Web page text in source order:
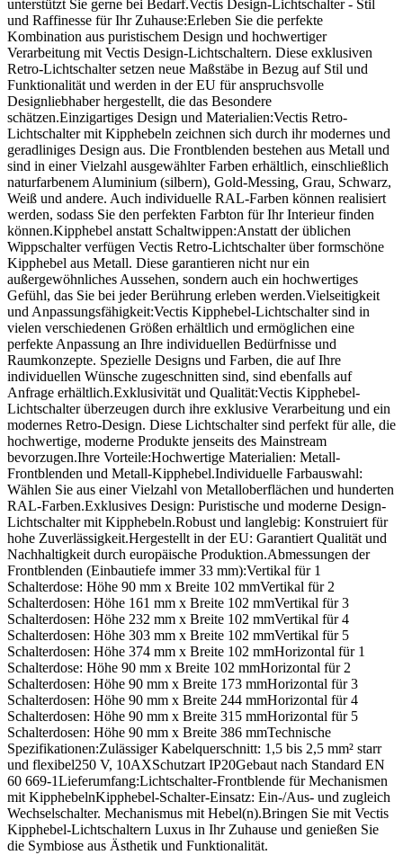
unterstützt Sie gerne bei Bedarf.Vectis Design-Lichtschalter - Stil
und Raffinesse für Ihr Zuhause:Erleben Sie die perfekte
Kombination aus puristischem Design und hochwertiger
Verarbeitung mit Vectis Design-Lichtschaltern. Diese exklusiven
Retro-Lichtschalter setzen neue Maßstäbe in Bezug auf Stil und
Funktionalität und werden in der EU für anspruchsvolle
Designliebhaber hergestellt, die das Besondere
schätzen.Einzigartiges Design und Materialien:Vectis Retro-
Lichtschalter mit Kipphebeln zeichnen sich durch ihr modernes und
geradliniges Design aus. Die Frontblenden bestehen aus Metall und
sind in einer Vielzahl ausgewählter Farben erhältlich, einschließlich
naturfarbenem Aluminium (silbern), Gold-Messing, Grau, Schwarz,
Weiß und andere. Auch individuelle RAL-Farben können realisiert
werden, sodass Sie den perfekten Farbton für Ihr Interieur finden
können.Kipphebel anstatt Schaltwippen:Anstatt der üblichen
Wippschalter verfügen Vectis Retro-Lichtschalter über formschöne
Kipphebel aus Metall. Diese garantieren nicht nur ein
außergewöhnliches Aussehen, sondern auch ein hochwertiges
Gefühl, das Sie bei jeder Berührung erleben werden.Vielseitigkeit
und Anpassungsfähigkeit:Vectis Kipphebel-Lichtschalter sind in
vielen verschiedenen Größen erhältlich und ermöglichen eine
perfekte Anpassung an Ihre individuellen Bedürfnisse und
Raumkonzepte. Spezielle Designs und Farben, die auf Ihre
individuellen Wünsche zugeschnitten sind, sind ebenfalls auf
Anfrage erhältlich.Exklusivität und Qualität:Vectis Kipphebel-
Lichtschalter überzeugen durch ihre exklusive Verarbeitung und ein
modernes Retro-Design. Diese Lichtschalter sind perfekt für alle, die
hochwertige, moderne Produkte jenseits des Mainstream
bevorzugen.Ihre Vorteile:Hochwertige Materialien: Metall-
Frontblenden und Metall-Kipphebel.Individuelle Farbauswahl:
Wählen Sie aus einer Vielzahl von Metalloberflächen und hunderten
RAL-Farben.Exklusives Design: Puristische und moderne Design-
Lichtschalter mit Kipphebeln.Robust und langlebig: Konstruiert für
hohe Zuverlässigkeit.Hergestellt in der EU: Garantiert Qualität und
Nachhaltigkeit durch europäische Produktion.Abmessungen der
Frontblenden (Einbautiefe immer 33 mm):Vertikal für 1
Schalterdose: Höhe 90 mm x Breite 102 mmVertikal für 2
Schalterdosen: Höhe 161 mm x Breite 102 mmVertikal für 3
Schalterdosen: Höhe 232 mm x Breite 102 mmVertikal für 4
Schalterdosen: Höhe 303 mm x Breite 102 mmVertikal für 5
Schalterdosen: Höhe 374 mm x Breite 102 mmHorizontal für 1
Schalterdose: Höhe 90 mm x Breite 102 mmHorizontal für 2
Schalterdosen: Höhe 90 mm x Breite 173 mmHorizontal für 3
Schalterdosen: Höhe 90 mm x Breite 244 mmHorizontal für 4
Schalterdosen: Höhe 90 mm x Breite 315 mmHorizontal für 5
Schalterdosen: Höhe 90 mm x Breite 386 mmTechnische
Spezifikationen:Zulässiger Kabelquerschnitt: 1,5 bis 2,5 mm² starr
und flexibel250 V, 10AXSchutzart IP20Gebaut nach Standard EN
60 669-1Lieferumfang:Lichtschalter-Frontblende für Mechanismen
mit KipphebelnKipphebel-Schalter-Einsatz: Ein-/Aus- und zugleich
Wechselschalter. Mechanismus mit Hebel(n).Bringen Sie mit Vectis
Kipphebel-Lichtschaltern Luxus in Ihr Zuhause und genießen Sie
die Symbiose aus Ästhetik und Funktionalität.